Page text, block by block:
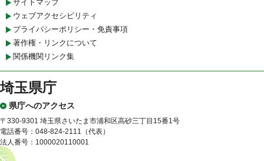
サイトマップ
ウェブアクセシビリティ
プライバシーポリシー・免責事項
著作権・リンクについて
関係機関リンク集
埼玉県庁
県庁へのアクセス
〒330-9301 埼玉県さいたま市浦和区高砂三丁目15番1号
電話番号：048-824-2111（代表）
法人番号：1000020110001